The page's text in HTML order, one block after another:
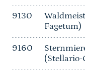
9130
Fagetum)
9160